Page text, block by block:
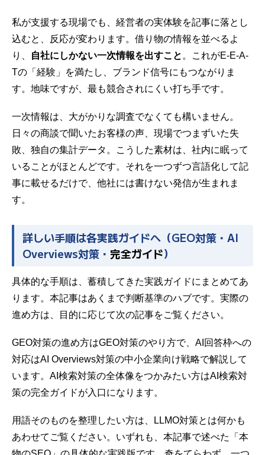
私が支援する現場でも、経営者の実体験を記事に落とし
込むと、反応が変わります。借り物の情報を並べるよ
り、
自社にしかない一次情報を出すこと 。これがE-E-A-
Tの「経験」を満たし、ブランド信号にもつながりま
す。地味ですが、最も競合されにくい打ち手です。
一次情報は、大がかりな調査でなくても構いません。
日々の商談で聞いたお客様の声、現場でつまずいた失
敗、独自の集計データ。こうした素材は、社内に眠って
いることがほとんどです。それを一つずつ言語化して記
事に載せるだけで、他社には書けない発信が生まれま
す。
詳しい手順は各実践ガイドへ（GEO対策・AI
Overviews対策・ 完全ガイド）
具体的な手順は、蓄積してきた実践ガイドにまとめてあ
ります。本記事はあくまで判断基準のハブです。実際の
進め方は、目的に応じて次の記事をご覧ください。
GEO対策の進め方はGEO対策のやり方で、AI回答枠への
対応はAI Overviews対策の中小企業向け戦略で解説して
います。AI検索対策の全体像をつかみたい方はAI検索対
策の完全ガイドが入口になります。
用語そのものを整理したい方は、 LLMO対策とは何かも
あわせてご覧ください。いずれも、本記事で述べた「本